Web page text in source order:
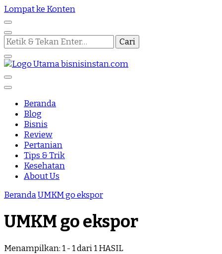
Lompat ke Konten
Mencari
Sesuatu?
Bisnis Instan
Beranda
Blog
Bisnis
Review
Pertanian
Tips & Trik
Kesehatan
About Us
BerandaUMKM go ekspor
UMKM go ekspor
Menampilkan: 1 - 1 dari 1 HASIL